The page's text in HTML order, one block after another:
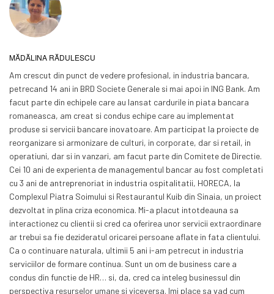
MĂDĂLINA RĂDULESCU
Am crescut din punct de vedere profesional, in industria bancara,
petrecand 14 ani in BRD Societe Generale si mai apoi in ING Bank. Am
facut parte din echipele care au lansat cardurile in piata bancara
romaneasca, am creat si condus echipe care au implementat
produse si servicii bancare inovatoare. Am participat la proiecte de
reorganizare si armonizare de culturi, in corporate, dar si retail, in
operatiuni, dar si in vanzari, am facut parte din Comitete de Directie.
Cei 10 ani de experienta de managementul bancar au fost completati
cu 3 ani de antreprenoriat in industria ospitalitatii, HORECA, la
Complexul Piatra Soimului si Restaurantul Kuib din Sinaia, un proiect
dezvoltat in plina criza economica. Mi-a placut intotdeauna sa
interactionez cu clientii si cred ca oferirea unor servicii extraordinare
ar trebui sa fie dezideratul oricarei persoane aflate in fata clientului.
Ca o continuare naturala, ultimii 5 ani i-am petrecut in industria
serviciilor de formare continua. Sunt un om de business care a
condus din functie de HR… si, da, cred ca inteleg businessul din
perspectiva resurselor umane si viceversa. Imi place sa vad cum